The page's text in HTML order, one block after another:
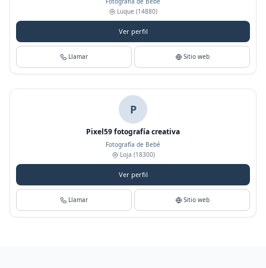
Luque (14880)
Ver perfil
Llamar Sitio web
P
Pixel59 fotografía creativa
Fotografía de Bebé
Loja (18300)
Ver perfil
Llamar Sitio web